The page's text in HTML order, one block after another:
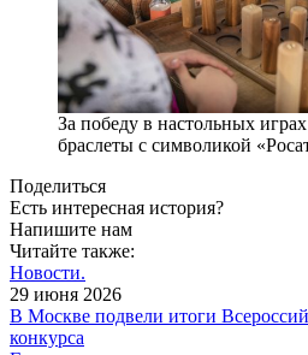
За победу в настольных
браслеты с символикой
Поделиться
Есть интересная история?
Напишите нам
Читайте также:
Новости.
29 июня 2026
В Москве подвели итоги
конкурса